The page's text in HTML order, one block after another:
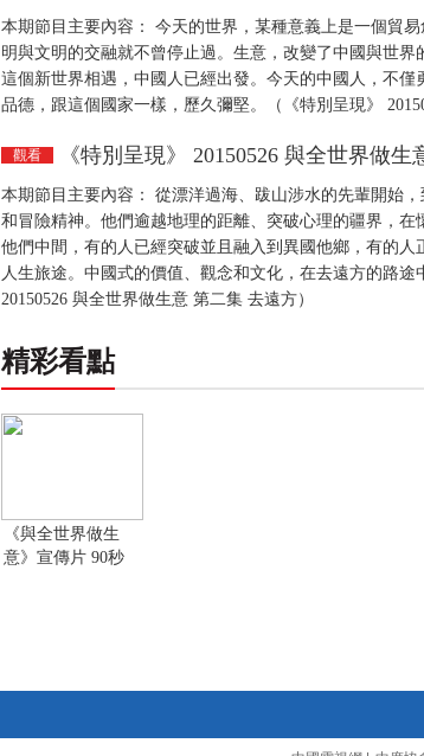
本期節目主要內容： 今天的世界，某種意義上是一個貿
明與文明的交融就不曾停止過。生意，改變了中國與世
這個新世界相遇，中國人已經出發。今天的中國人，不
品德，跟這個國家一樣，歷久彌堅。（《特別呈現》
觀看 《特別呈現》 20150526 與全世界做
本期節目主要內容： 從漂洋過海、跋山涉水的先輩開始
和冒險精神。他們逾越地理的距離、突破心理的疆界，
他們中間，有的人已經突破並且融入到異國他鄉，有的
人生旅途。中國式的價值、觀念和文化，在去遠方的路途
20150526 與全世界做生意 第二集 去遠方）
精彩看點
《與全世界做生
意》宣傳片 90秒